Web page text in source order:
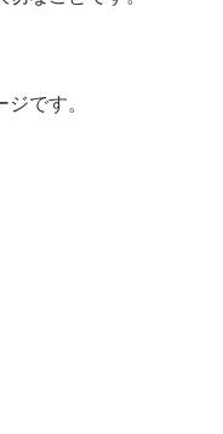
です。